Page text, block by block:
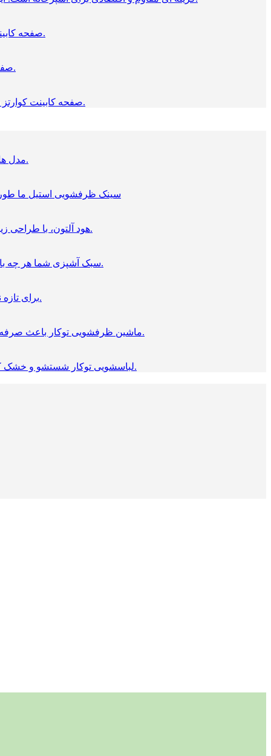
صفحه کابینت، لبه تخت ایتالیایی دارای کیفیت بسیار بالا است،که با روکش اچ پی ال ضخیم تولید می شود و مغزی نئوپان سبز، ضد آب دارد.
صفحه کابینت کورین، بسیار لوکس است و اتصالات بدون درز دارد، انعطاف پذیری بالا، نگهداری آسان، و ایدآل برای آشپزخانه است.
صفحه کابینت کوارتز سخت ترین سطوح سنگی را دارد، که از مواد معدنی موجود در طبیعت ساخته شده اند، و بسیار مناسب کابینت آشپزخانه هستند.
مدل های مختلف اجاق گازهای رومیزی و توکار ما، را با برند آلتون، در انواع گازی، برقی یا القایی یکی را برای آشپزخانه خود خرید کنید.
سینک ظرفشویی استیل ما
هود آلتون، با طراحی زیبا و عملکردی بی نقص، در همه مدل ها با دقت طراحی شده است تا در آشپزخانه شما سخت کار کند و فوق العاده به نظر برسد.
سبک آشپزی شما هر چه باشد، فر و مایکروویو های تکی و دوتایی آلتون به طور خاص برای ارائه گزینه هایی متناسب با آنچه شما نیاز دارید ایجاد شده است.
برای تازه نگه داشتن مواد غذایی یخجال حیاتی است. محصولات توکار بوش مناسب برای هر آشپزخانه ای است. که استاندارد طراحی شده.
ماشین ظرفشویی توکار باعث صرفه‌ جویی در وقت شما می‌شود. این ظرفشویی ها از جدیدترین فناوری ها استفاده می کنند، که «شستن ظرف‌ها» را، آسان می‌کند.
لباسشویی توکار شستشو و خشک کردن راحت را فراهم می کند، و به پارچه ها آسیب نمی زند، در عین حال مصرف آب را کاهش می دهد و مصرف برق کمی دارد.